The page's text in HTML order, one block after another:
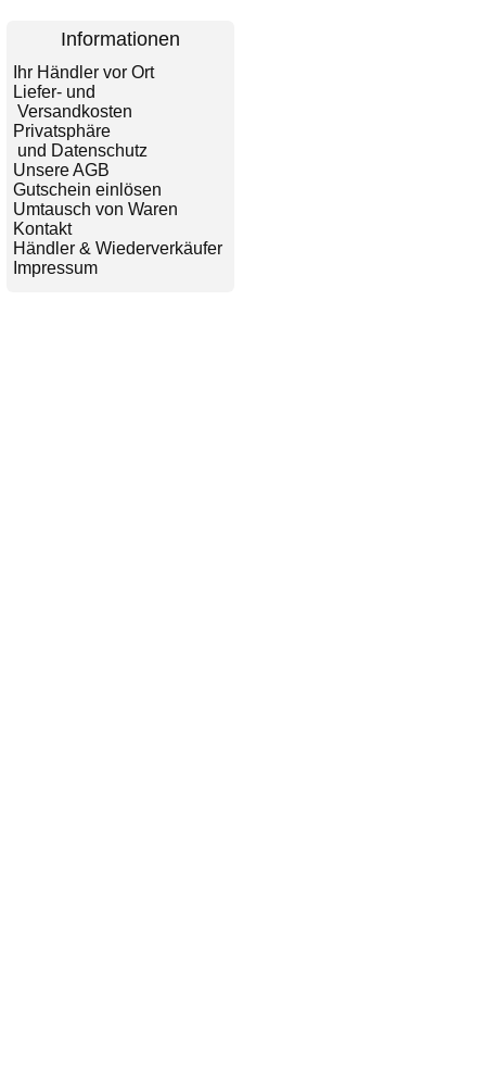
Informationen
Ihr Händler vor Ort
Liefer- und
Versandkosten
Privatsphäre
und Datenschutz
Unsere AGB
Gutschein einlösen
Umtausch von Waren
Kontakt
Händler & Wiederverkäufer
Impressum